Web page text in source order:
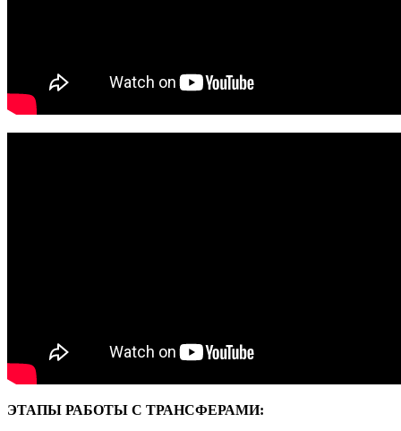
ЭТАПЫ РАБОТЫ С ТРАНСФЕРАМИ: